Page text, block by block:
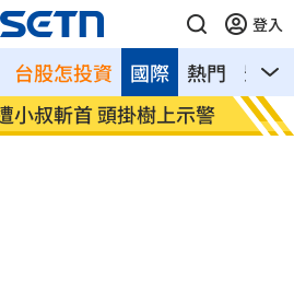
登入
台股怎投資 熱門 影音
國際
小叔斬首 頭掛樹上示警 消失